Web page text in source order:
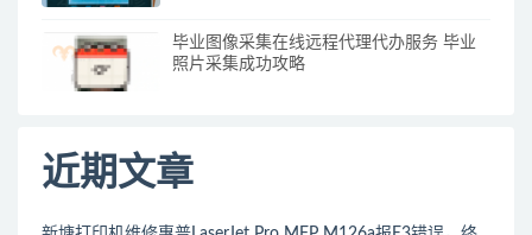
毕业图像采集在线远程代理代办服务 毕业
照片采集成功攻略
近期文章